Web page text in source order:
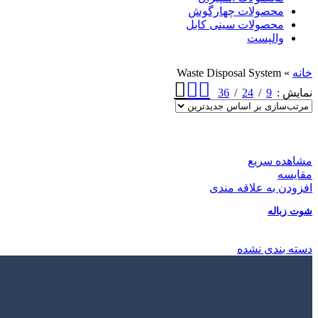
محصولات چهارگوش
محصولات سینی کابل
والپست
خانه »
Waste Disposal System
نمایش
9
24
36
مشاهده سریع
مقایسه
افزودن به علاقه مندی
شوت زباله
دسته بندی نشده